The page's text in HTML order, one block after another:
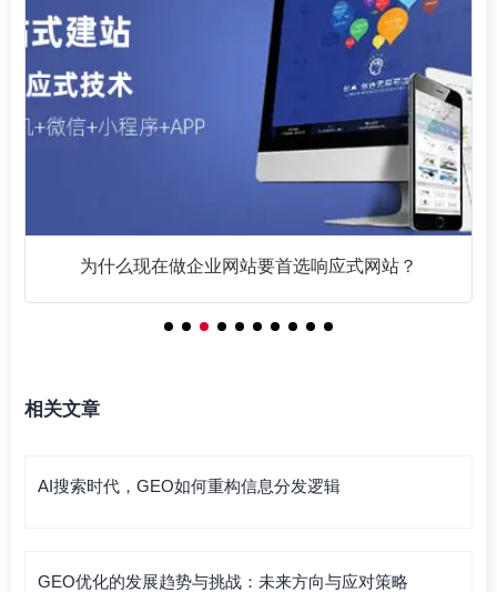
为什么现在做企业网站要首选响应式网站？
相关文章
AI搜索时代，GEO如何重构信息分发逻辑
GEO优化的发展趋势与挑战：未来方向与应对策略